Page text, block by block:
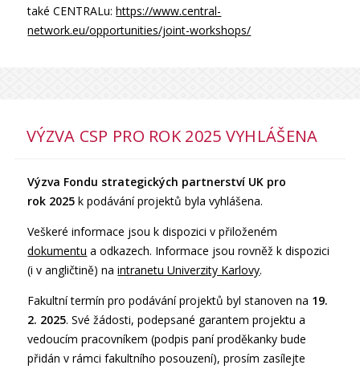
také CENTRALu:https://www.central-
network.eu/opportunities/joint-workshops/
VÝZVA CSP PRO ROK 2025 VYHLÁŠENA
Výzva Fondu strategických partnerství UK pro
rok 2025k podávání projektů byla vyhlášena.
Veškeré informace jsou k dispozici v přiloženém
dokumentu a odkazech. Informace jsou rovněž k dispozici
(i v angličtině) naintranetu Univerzity Karlovy.
Fakultní termín pro podávání projektů byl stanoven na 19.
2. 2025. Své žádosti, podepsané garantem projektu a
vedoucím pracovníkem (podpis paní proděkanky bude
přidán v rámci fakultního posouzení), prosím zasílejte